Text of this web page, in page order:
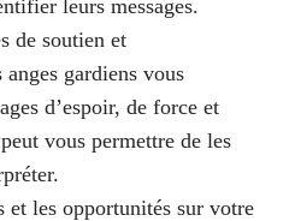
leurs messages.
de soutien et
anges gardiens vous
d’espoir, de force et
vous permettre de les
et les opportunités sur votre